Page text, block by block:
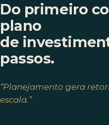
Do primeiro
plano
de
passos.
“Planejamento gera
escala.”